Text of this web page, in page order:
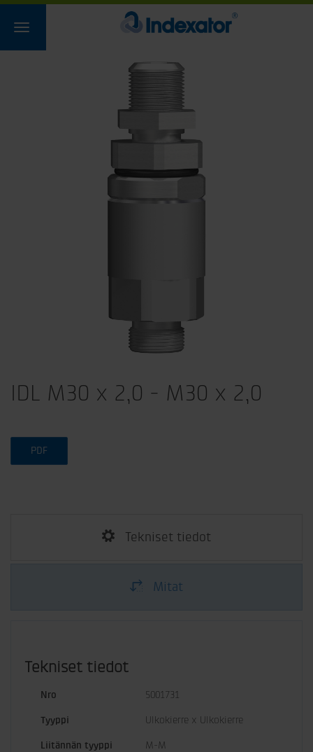
IDL M30 x 2,0 - M30 x 2,0
PDF
Tekniset tiedot
Mitat
Tekniset tiedot
Nro 5001731
Tyyppi Ulkokierre x Ulkokierre
Liitännän tyyppi M-M